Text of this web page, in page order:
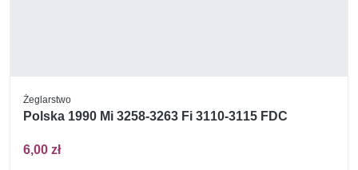
Żeglarstwo
Polska 1990 Mi 3258-3263 Fi 3110-3115 FDC
6,00 zł